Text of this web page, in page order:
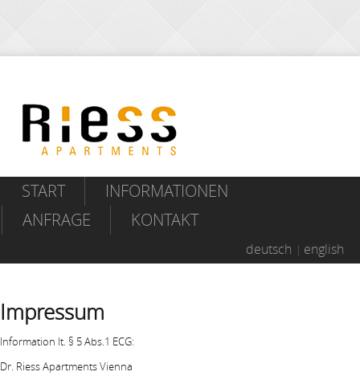
START
INFORMATIONEN
ANFRAGE
KONTAKT
deutsch english
Impressum
Information lt. § 5 Abs.1 ECG:
Dr. Riess Apartments Vienna